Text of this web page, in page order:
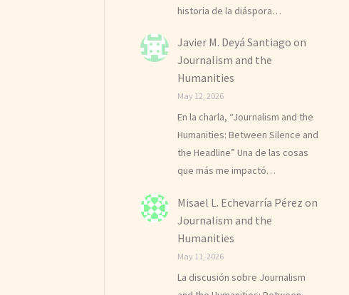
historia de la diáspora…
Javier M. Deyá Santiago on
Journalism and the
Humanities
May 12, 2026
En la charla, “Journalism and the
Humanities: Between Silence and
the Headline” Una de las cosas
que más me impactó…
Misael L. Echevarría Pérez on
Journalism and the
Humanities
May 11, 2026
La discusión sobre Journalism